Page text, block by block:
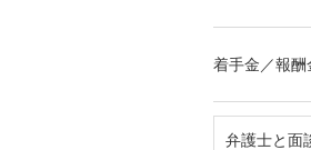
着手金／報酬
弁護士と面